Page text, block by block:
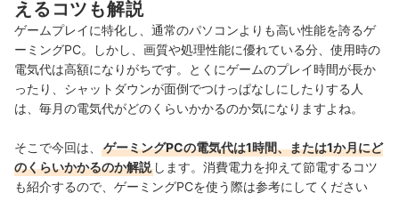
えるコツも解説
ゲームプレイに特化し、通常のパソコンよりも高い性能を誇るゲ
ーミングPC。しかし、画質や処理性能に優れている分、使用時の
電気代は高額になりがちです。とくにゲームのプレイ時間が長か
ったり、シャットダウンが面倒でつけっぱなしにしたりする人
は、毎月の電気代がどのくらいかかるのか気になりますよね。
そこで今回は、
ゲーミングPCの電気代は1時間、または1か月にど
のくらいかかるのか解説 します。消費電力を抑えて節電するコツ
も紹介するので、ゲーミングPCを使う際は参考にしてください